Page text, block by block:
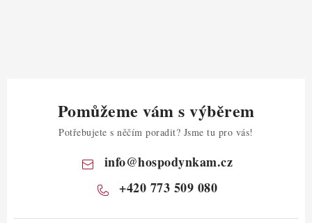
Pomůžeme vám s výběrem
Potřebujete s něčím poradit? Jsme tu pro vás!
info@hospodynkam.cz
+420 773 509 080